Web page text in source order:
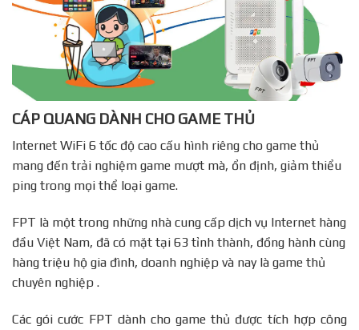
CÁP QUANG DÀNH CHO GAME THỦ
Internet WiFi 6 tốc độ cao cấu hình riêng cho game thủ
mang đến trải nghiệm game mượt mà, ổn định, giảm thiểu
ping trong mọi thể loại game.
FPT là một trong những nhà cung cấp dịch vụ Internet hàng
đầu Việt Nam, đã có mặt tại 63 tỉnh thành, đồng hành cùng
hàng triệu hộ gia đình, doanh nghiệp và nay là game thủ
chuyên nghiệp .
Các gói cước FPT dành cho game thủ được tích hợp công